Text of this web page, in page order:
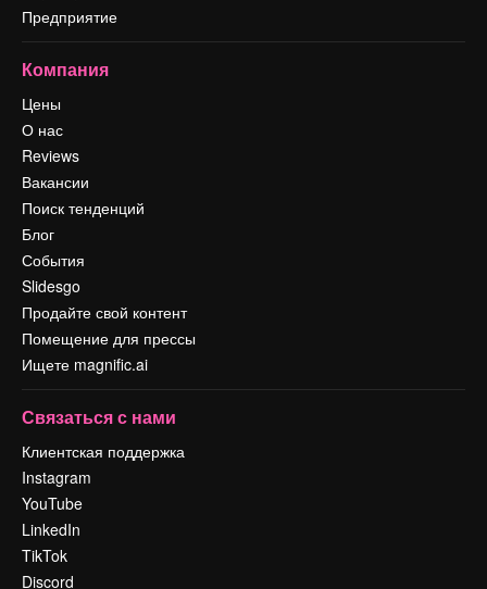
Предприятие
Компания
Цены
О нас
Reviews
Вакансии
Поиск тенденций
Блог
События
Slidesgo
Продайте свой контент
Помещение для прессы
Ищете magnific.ai
Связаться с нами
Клиентская поддержка
Instagram
YouTube
LinkedIn
TikTok
Discord